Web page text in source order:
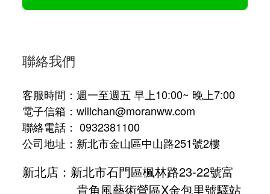
聯絡我們
客服時間：週一至週五 早上10:00~ 晚上7:00
電子信箱：willchan@moranww.com
聯絡電話： 0932381100
公司地址：新北市金山區中山路251號2樓
新北店：新北市石門區楓林路23-22號富
貴角風藝術營區X金包里號驛站